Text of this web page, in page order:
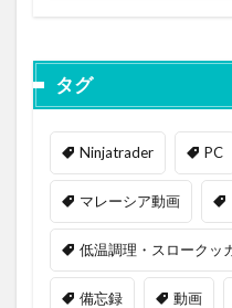
タグ
Ninjatrader PC
マレーシア動画
低温調理・スロークッ
備忘録 動画